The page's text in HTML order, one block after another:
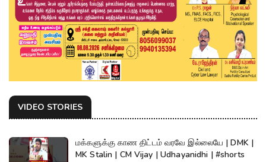
VIDEO STORIES
மக்களுக்கு காண திட்டம் வரவே இல்லையே | DMK |
MK Stalin | CM Vijay | Udhayanidhi | #shorts